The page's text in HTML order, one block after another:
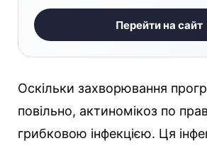
Перейти на сайт
Оскільки захворювання
повільно, актиномікоз по
грибковою інфекцією. Ця